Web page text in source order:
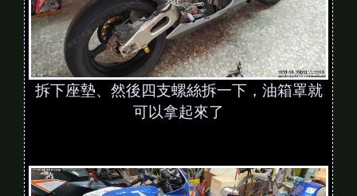
拆下座墊、然後四支螺絲拆一下，油箱罩就
可以拿起來了